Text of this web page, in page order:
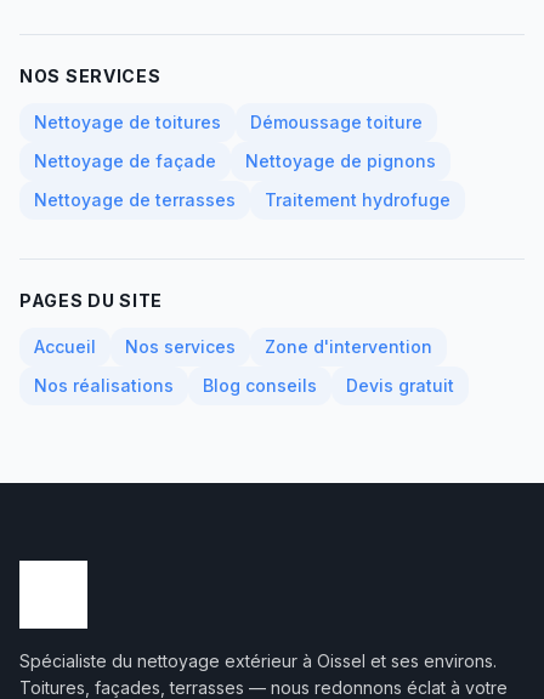
NOS SERVICES
Nettoyage de toitures
Démoussage toiture
Nettoyage de façade
Nettoyage de pignons
Nettoyage de terrasses
Traitement hydrofuge
PAGES DU SITE
Accueil Nos services
Zone d'intervention
Nos réalisations
Blog conseils Devis gratuit
Spécialiste du nettoyage extérieur à Oissel et ses environs.
Toitures, façades, terrasses — nous redonnons éclat à votre